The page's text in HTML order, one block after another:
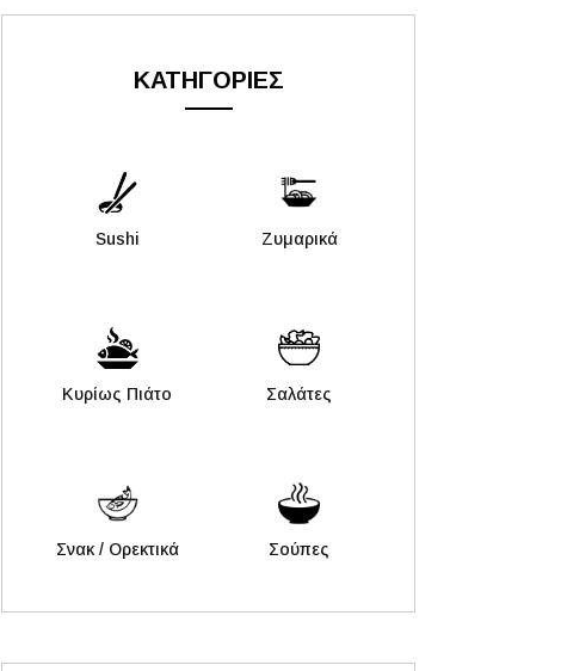
ΚΑΤΗΓΟΡΙΕΣ
Sushi Ζυμαρικά
Κυρίως Πιάτο Σαλάτες
Σνακ / Ορεκτικά Σούπες